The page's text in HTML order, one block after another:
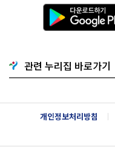
다
운
로
기
G
o
g
l
e
l
관련 누리집 바로가기
개인정보처리방침